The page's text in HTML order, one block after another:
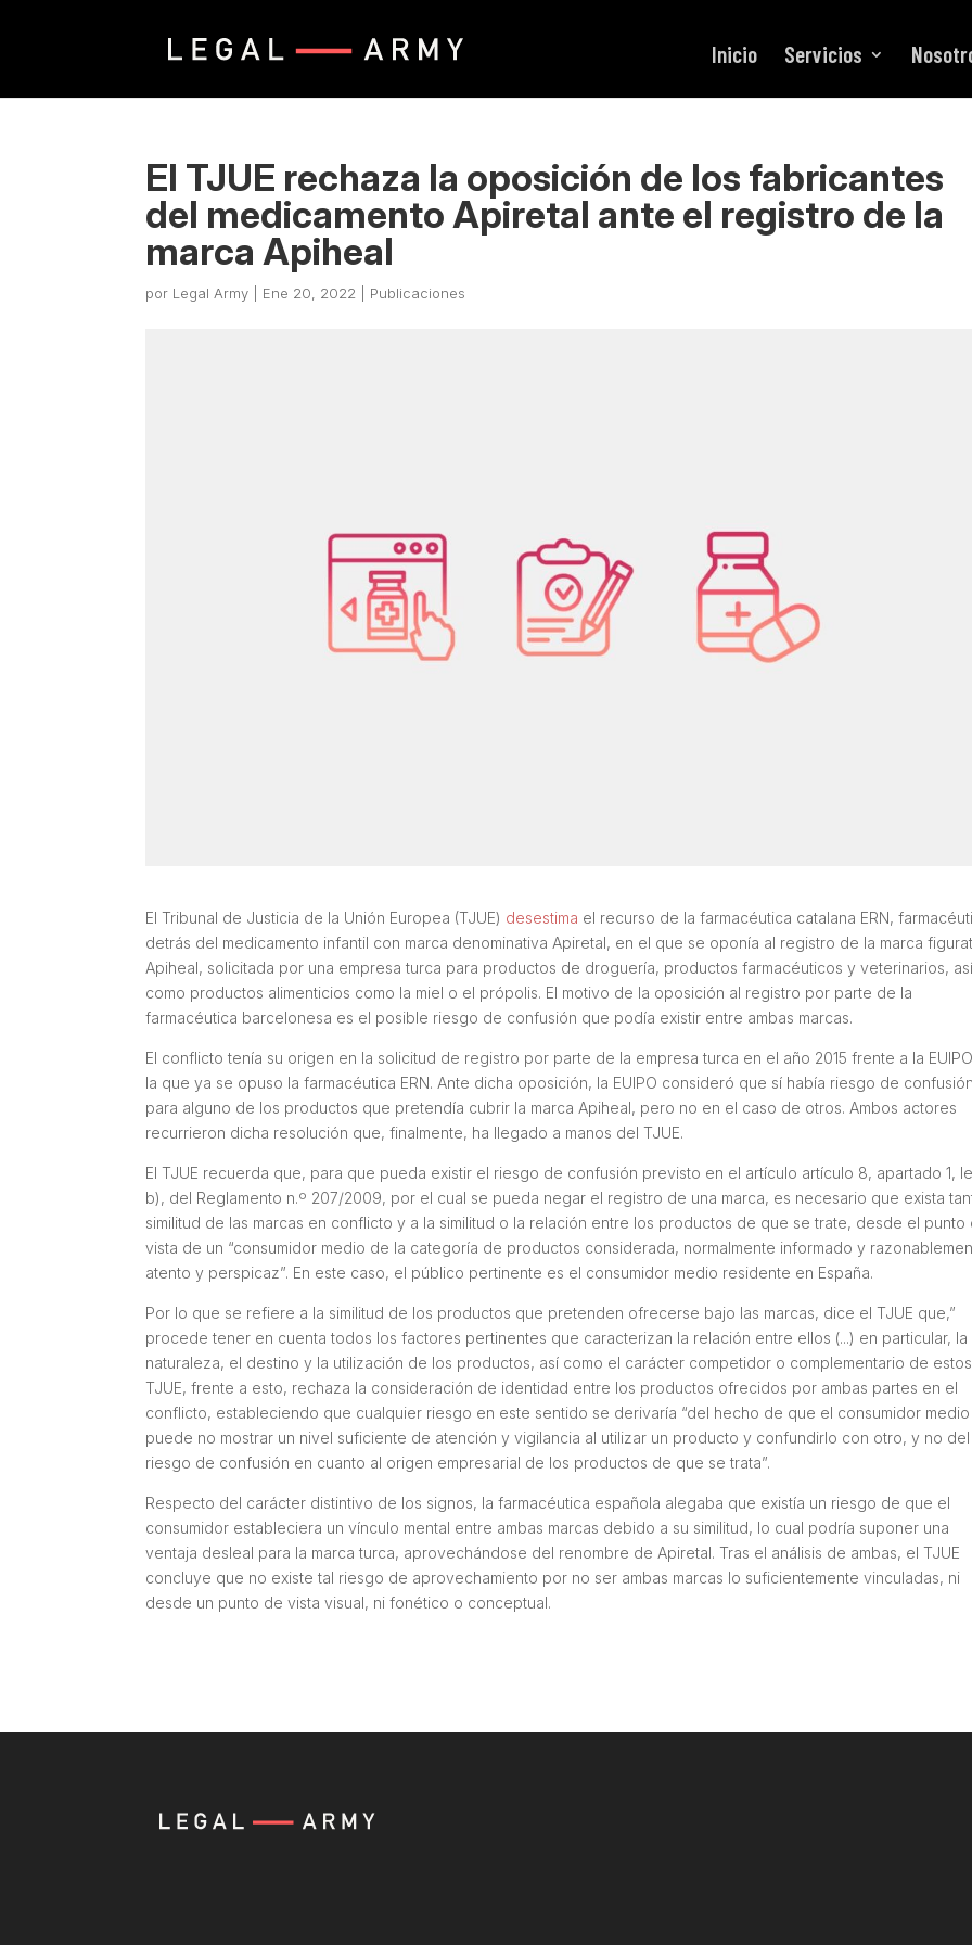
Inicio Servicios
El TJUE rechaza la oposición de los fabricantes
del medicamento Apiretal ante el registro de la
marca Apiheal
por Legal Army Ene 20, 2022 Publicaciones
El Tribunal de Justicia de la Unión Europea (TJUE) desestima el recurso de la farmacéutica catalana ERN,
detrás del medicamento infantil con marca denominativa Apiretal, en el que se oponía al registro de la marca
Apiheal, solicitada por una empresa turca para productos de droguería, productos farmacéuticos y veterinarios, así
como productos alimenticios como la miel o el própolis. El motivo de la oposición al registro por parte de la
farmacéutica barcelonesa es el posible riesgo de confusión que podía existir entre ambas marcas.
El conflicto tenía su origen en la solicitud de registro por parte de la empresa turca en el año 2015 frente a la
la que ya se opuso la farmacéutica ERN. Ante dicha oposición, la EUIPO consideró que sí había riesgo de confusión
para alguno de los productos que pretendía cubrir la marca Apiheal, pero no en el caso de otros. Ambos actores
recurrieron dicha resolución que, finalmente, ha llegado a manos del TJUE.
El TJUE recuerda que, para que pueda existir el riesgo de confusión previsto en el artículo artículo 8, apartado 1,
b), del Reglamento n.º 207/2009, por el cual se pueda negar el registro de una marca, es necesario que exista
similitud de las marcas en conflicto y a la similitud o la relación entre los productos de que se trate, desde el punto
vista de un “consumidor medio de la categoría de productos considerada, normalmente informado y
atento y perspicaz”. En este caso, el público pertinente es el consumidor medio residente en España.
Por lo que se refiere a la similitud de los productos que pretenden ofrecerse bajo las marcas, dice el TJUE que,”
procede tener en cuenta todos los factores pertinentes que caracterizan la relación entre ellos (...) en particular, la
naturaleza, el destino y la utilización de los productos, así como el carácter competidor o complementario de
TJUE, frente a esto, rechaza la consideración de identidad entre los productos ofrecidos por ambas partes en el
conflicto, estableciendo que cualquier riesgo en este sentido se derivaría “del hecho de que el consumidor medio
puede no mostrar un nivel suficiente de atención y vigilancia al utilizar un producto y confundirlo con otro, y no del
riesgo de confusión en cuanto al origen empresarial de los productos de que se trata”.
Respecto del carácter distintivo de los signos, la farmacéutica española alegaba que existía un riesgo de que el
consumidor estableciera un vínculo mental entre ambas marcas debido a su similitud, lo cual podría suponer una
ventaja desleal para la marca turca, aprovechándose del renombre de Apiretal. Tras el análisis de ambas, el TJUE
concluye que no existe tal riesgo de aprovechamiento por no ser ambas marcas lo suficientemente vinculadas, ni
desde un punto de vista visual, ni fonético o conceptual.